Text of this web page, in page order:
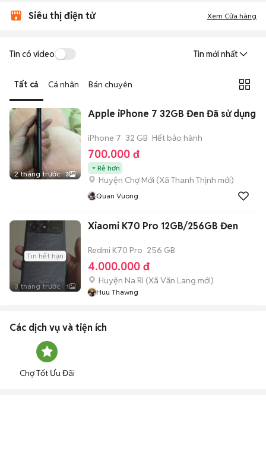
Siêu thị điện tử Xem Cửa hàng
Tin có video Tin mới nhất
Tất cả Cá nhân Bán chuyên
2 tháng trước 3
Apple iPhone 7 32GB Đen Đã sử dụng
iPhone 7 32 GB Hết bảo hành
700.000 đ
Rẻ hơn
Huyện Chợ Mới (Xã Thanh Thịnh mới)
Quan Vuong
Tin hết hạn
3 tháng trước 1
Xiaomi K70 Pro 12GB/256GB Đen
Redmi K70 Pro 256 GB
4.000.000 đ
Huyện Na Rì (Xã Văn Lang mới)
Huu Thawng
Các dịch vụ và tiện ích
Chợ Tốt Ưu Đãi